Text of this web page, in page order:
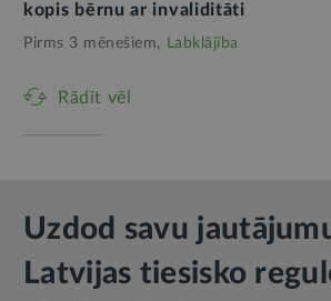
kopis bērnu ar invaliditāti
Pirms 3 mēnešiem, Labklājība
Rādīt vēl
Uzdod savu
Latvijas tiesisko